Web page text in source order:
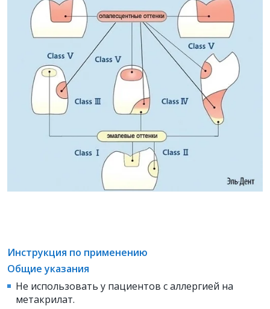
Инструкция по применению
Общие указания
Не использовать у пациентов с аллергией на
метакрилат.